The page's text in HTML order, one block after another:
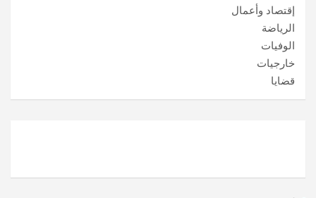
إقتصاد وأعمال
الرياضة
الوفيات
خارجيات
قضايا